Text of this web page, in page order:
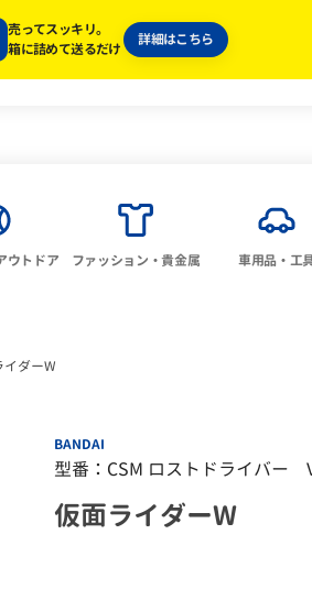
売ってスッキリ。
箱に詰めて送るだけ
詳細はこちら
ウトドア ファッション・貴金属 車用品・工
イダーW
BANDAI
型番：CSM ロストドライバー
仮面ライダーW